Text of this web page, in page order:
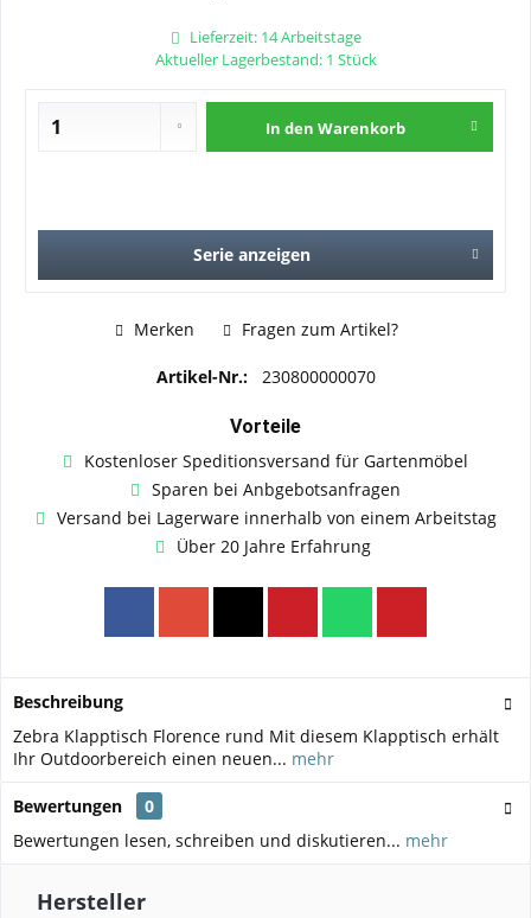
Lieferzeit: 14 Arbeitstage
Aktueller Lagerbestand: 1 Stück
In den Warenkorb
Serie anzeigen
Merken Fragen zum Artikel?
Artikel-Nr.: 230800000070
Vorteile
Kostenloser Speditionsversand für Gartenmöbel
Sparen bei Anbgebotsanfragen
Versand bei Lagerware innerhalb von einem Arbeitstag
Über 20 Jahre Erfahrung
Beschreibung
Zebra Klapptisch Florence rund Mit diesem Klapptisch erhält
Ihr Outdoorbereich einen neuen... mehr
Bewertungen
0
Bewertungen lesen, schreiben und diskutieren... mehr
Hersteller